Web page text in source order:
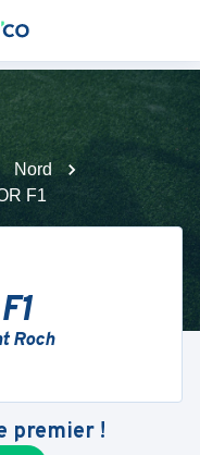
Nord
F1
Roch
premier !